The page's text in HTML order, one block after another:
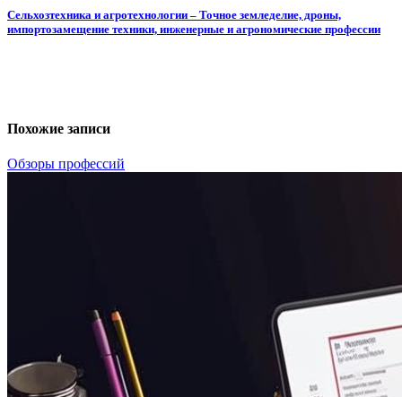
Сельхозтехника и агротехнологии – Точное земледелие, дроны,
импортозамещение техники, инженерные и агрономические профессии
Похожие записи
Обзоры профессий